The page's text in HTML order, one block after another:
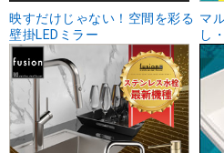
映すだけじゃない！空間を彩る
壁掛LEDミラー
マ
し